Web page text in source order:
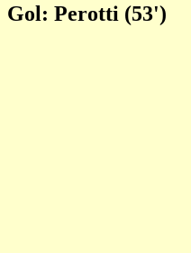
Gol: Perotti (53')